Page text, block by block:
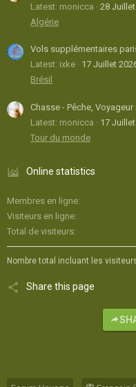
Latest: monicca
28
Algérie
Vols supplémentaires
Latest: ixke
17 Juillet
Brésil
Chasse - Pêche,
Latest: monicca
17
Tour du monde
Online statistics
Membres en ligne
Visiteurs en ligne
Total de visiteurs
Nombre total incluant les
Share this page